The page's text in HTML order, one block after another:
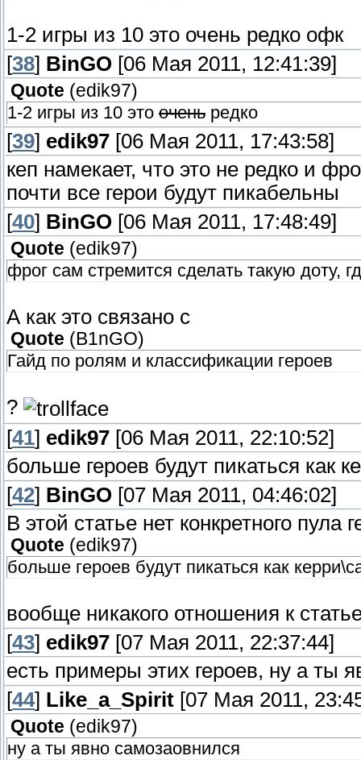
1-2 игры из 10 это очень редко офк
[38] BinGO [06 Мая 2011, 12:41:39]
Quote (edik97)
1-2 игры из 10 это очень редко
[39] edik97 [06 Мая 2011, 17:43:58]
кеп намекает, что это не редко и
почти все герои будут пикабельны
[40] BinGO [06 Мая 2011, 17:48:49]
Quote (edik97)
фрог сам стремится сделать такую доту,
А как это связано с
Quote ( B1nGO)
Гайд по ролям и классификации героев
?
[41] edik97 [06 Мая 2011, 22:10:52]
больше героев будут пикаться как
[42] BinGO [07 Мая 2011, 04:46:02]
В этой статье нет конкретного пула
Quote (edik97)
больше героев будут пикаться как
вообще никакого отношения к
[43] edik97 [07 Мая 2011, 22:37:44]
есть примеры этих героев, ну а ты
[44] Like_a_Spirit [07 Мая 2011,
Quote (edik97)
ну а ты явно самозаовнился